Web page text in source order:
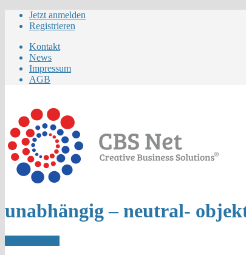
Jetzt anmelden
Registrieren
Kontakt
News
Impressum
AGB
unabhängig – neutral-